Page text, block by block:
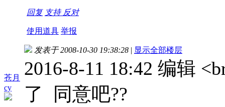
回复 支持 反对
使用道具 举报
苍月
cy
发表于 2008-10-30 19:38:28 | 显示全部楼层
2016-8-11 18:42 编辑
了 同意吧??